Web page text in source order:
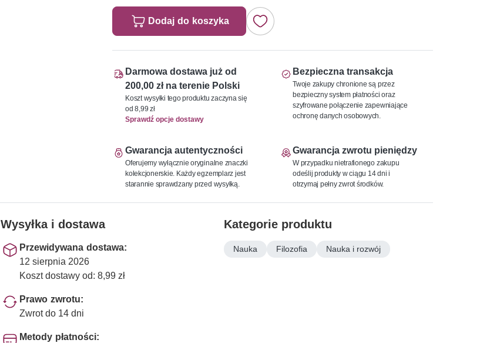
Dodaj do koszyka
Darmowa dostawa już od
200,00 zł na terenie Polski
Koszt wysyłki tego produktu zaczyna się
od 8,99 zł
Sprawdź opcje dostawy
Bezpieczna transakcja
Twoje zakupy chronione są przez
bezpieczny system płatności oraz
szyfrowane połączenie zapewniające
ochronę danych osobowych.
Gwarancja autentyczności
Oferujemy wyłącznie oryginalne znaczki
kolekcjonerskie. Każdy egzemplarz jest
starannie sprawdzany przed wysyłką.
Gwarancja zwrotu pieniędzy
W przypadku nietrafionego zakupu
odeślij produkty w ciągu 14 dni i
otrzymaj pełny zwrot środków.
Wysyłka i dostawa
Przewidywana dostawa:
12 sierpnia 2026
Koszt dostawy od: 8,99 zł
Prawo zwrotu:
Zwrot do 14 dni
Metody płatności:
Kategorie produktu
Nauka Filozofia Nauka i rozwój